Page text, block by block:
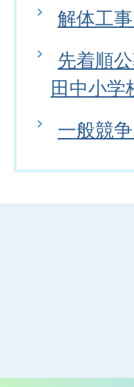
解体工
先着順
田中小学
一般競